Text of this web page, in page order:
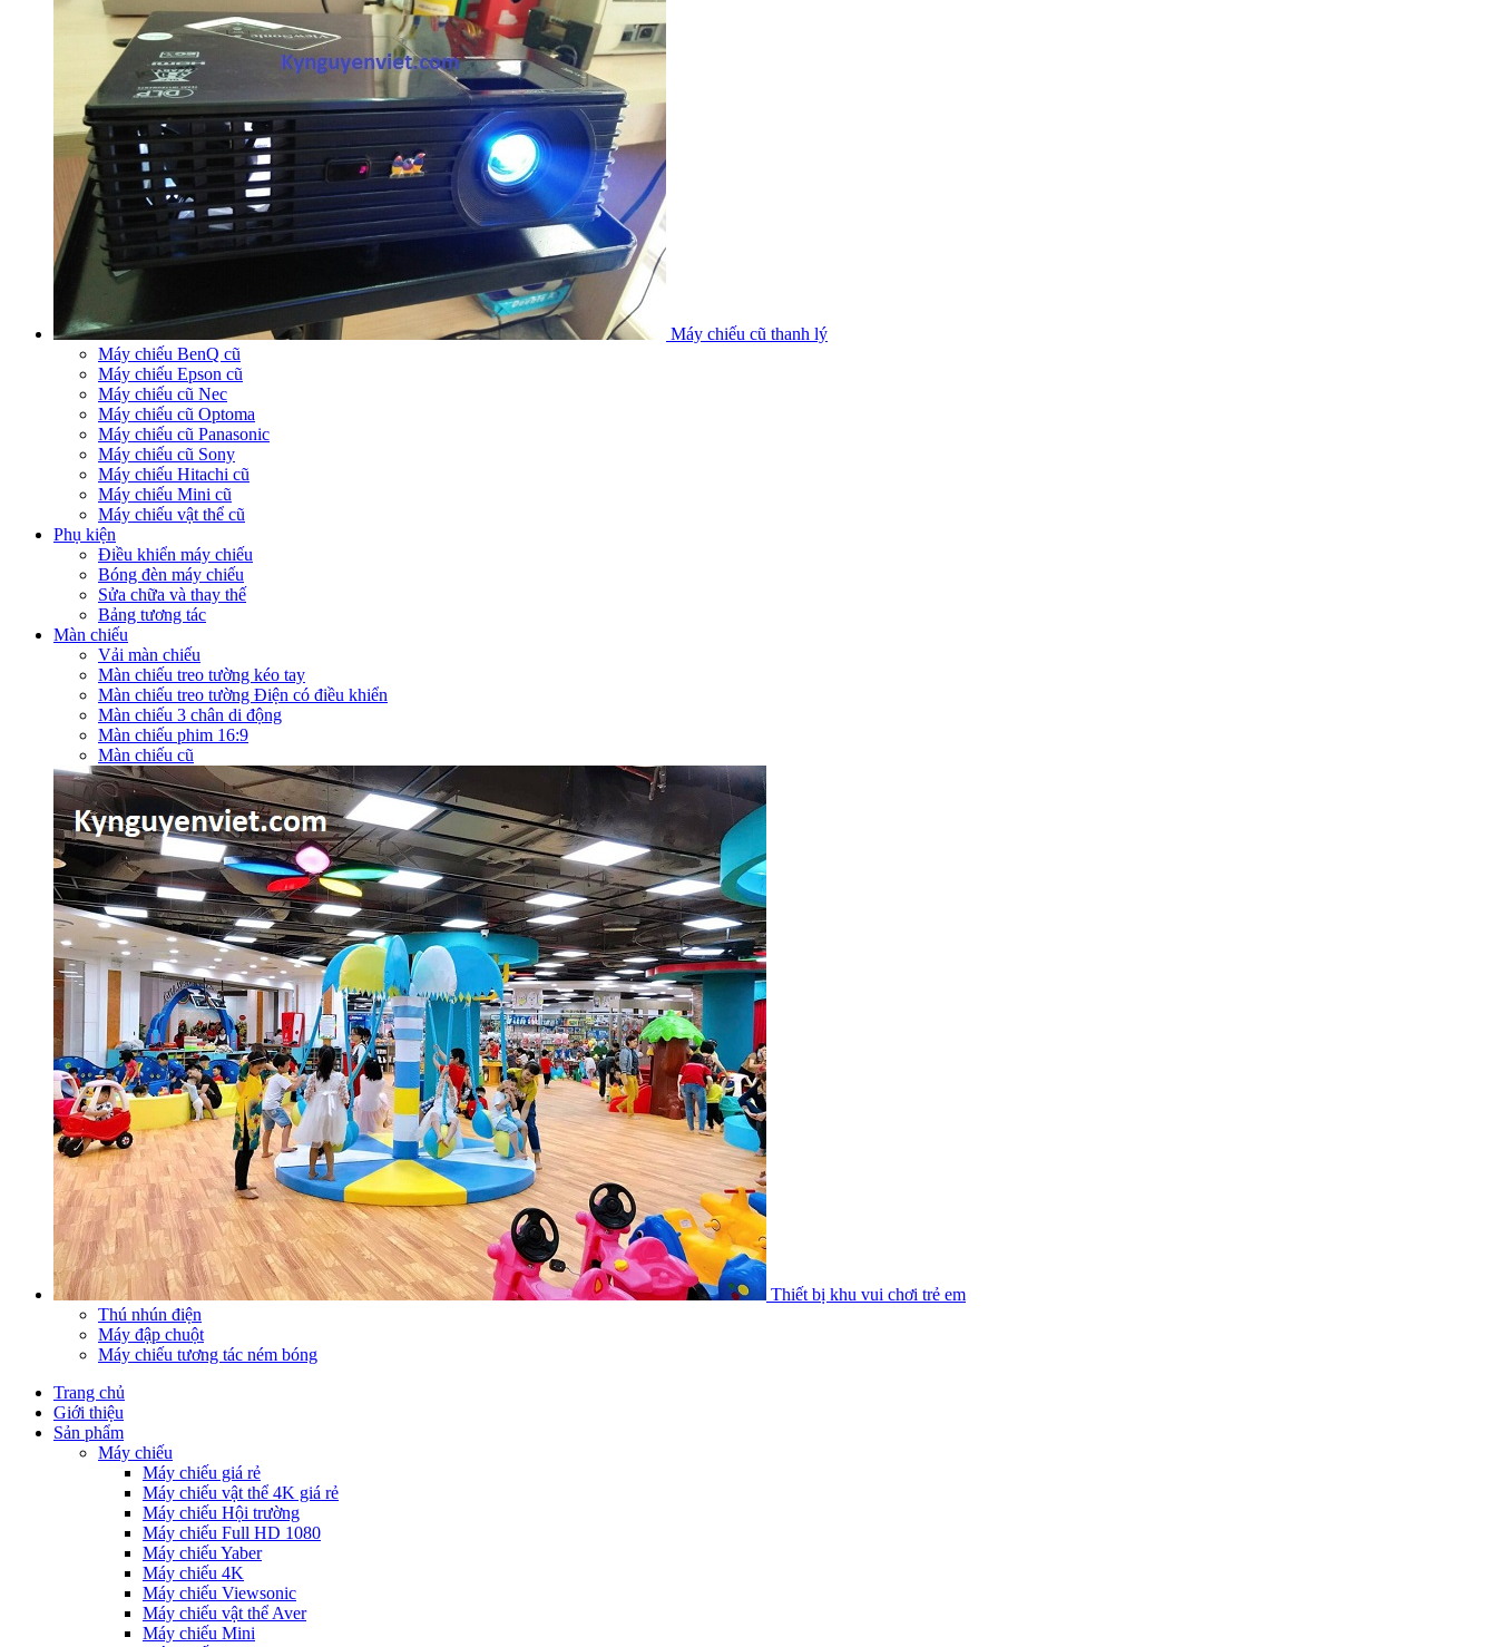
Máy chiếu cũ thanh lý
Máy chiếu BenQ cũ
Máy chiếu Epson cũ
Máy chiếu cũ Nec
Máy chiếu cũ Optoma
Máy chiếu cũ Panasonic
Máy chiếu cũ Sony
Máy chiếu Hitachi cũ
Máy chiếu Mini cũ
Máy chiếu vật thể cũ
Phụ kiện
Điều khiển máy chiếu
Bóng đèn máy chiếu
Sửa chữa và thay thế
Bảng tương tác
Màn chiếu
Vải màn chiếu
Màn chiếu treo tường kéo tay
Màn chiếu treo tường Điện có điều khiển
Màn chiếu 3 chân di động
Màn chiếu phim 16:9
Màn chiếu cũ
Thiết bị khu vui chơi trẻ em
Thú nhún điện
Máy đập chuột
Máy chiếu tương tác ném bóng
Trang chủ
Giới thiệu
Sản phẩm
Máy chiếu
Máy chiếu giá rẻ
Máy chiếu vật thể 4K giá rẻ
Máy chiếu Hội trường
Máy chiếu Full HD 1080
Máy chiếu Yaber
Máy chiếu 4K
Máy chiếu Viewsonic
Máy chiếu vật thể Aver
Máy chiếu Mini